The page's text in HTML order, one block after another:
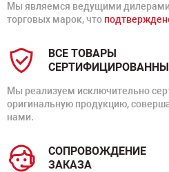
Мы являемся ведущими дилерами
торговых марок, что
ВСЕ ТОВАРЫ
СЕРТИФИЦИРОВАННЫ
Мы реализуем исключительно
оригинальную продукцию,
нами.
СОПРОВОЖДЕНИЕ
ЗАКАЗА